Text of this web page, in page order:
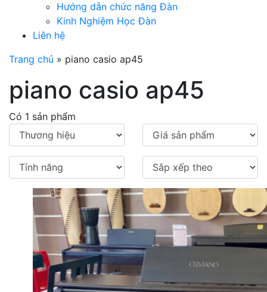
Hướng dẫn chức năng Đàn
Kinh Nghiệm Học Đàn
Liên hệ
Trang chủ » piano casio ap45
piano casio ap45
Có 1 sản phẩm